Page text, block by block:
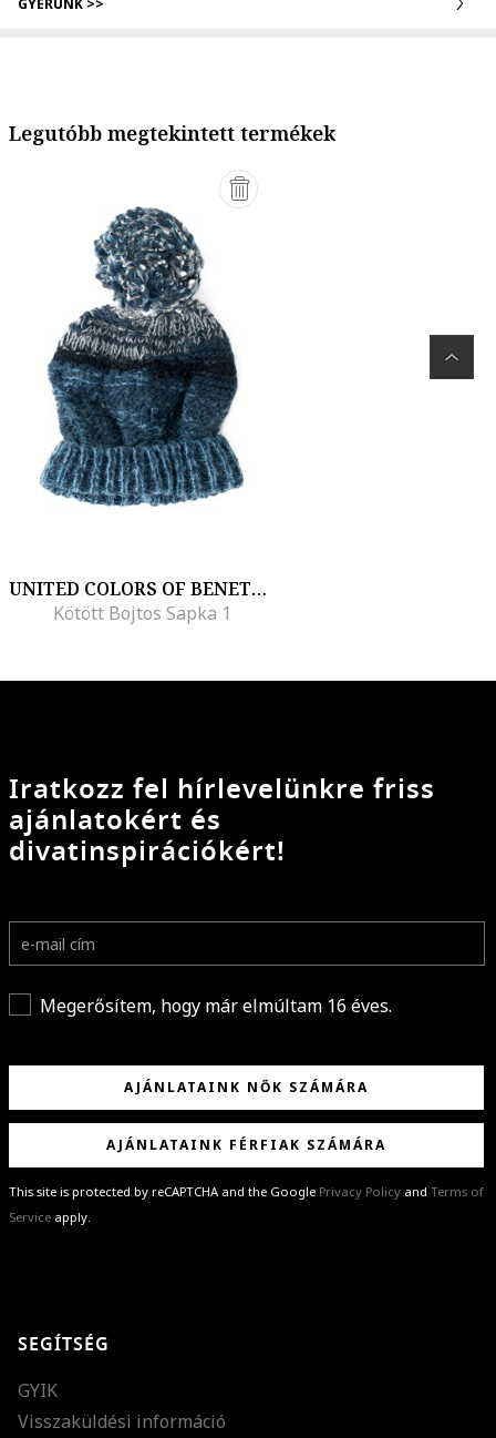
Legutóbb megtekintett termékek
UNITED COLORS OF BENETTON
Kötött Bojtos Sapka 1
Iratkozz fel hírlevelünkre friss
ajánlatokért és
divatinspirációkért!
Megerősítem, hogy már elmúltam 16 éves.
AJÁNLATAINK NŐK SZÁMÁRA
AJÁNLATAINK FÉRFIAK SZÁMÁRA
This site is protected by reCAPTCHA and the Google Privacy Policy and Terms of
Service apply.
különleges ajánlatainkat és stílustippjeinket!
SEGÍTSÉG
GYIK
Visszaküldési információ